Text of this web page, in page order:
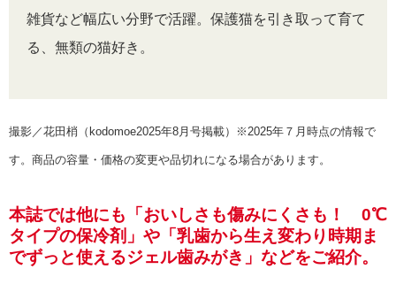
雑貨など幅広い分野で活躍。保護猫を引き取って育て
る、無類の猫好き。
撮影／花田梢（kodomoe2025年8月号掲載）※2025年７月時点の情報で
す。商品の容量・価格の変更や品切れになる場合があります。
本誌では他にも「おいしさも傷みにくさも！ 0℃
タイプの保冷剤」や「乳歯から生え変わり時期ま
でずっと使えるジェル歯みがき」などをご紹介。